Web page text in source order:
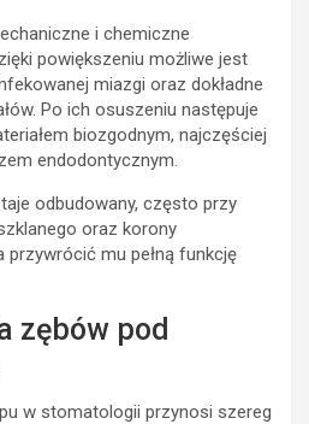
i chemiczne
powiększeniu możliwe jest
miazgi oraz dokładne
Po ich osuszeniu następuje
biozgodnym, najczęściej
endodontycznym.
odbudowany, często przy
oraz korony
mu pełną funkcję
zębów pod
w stomatologii przynosi szereg